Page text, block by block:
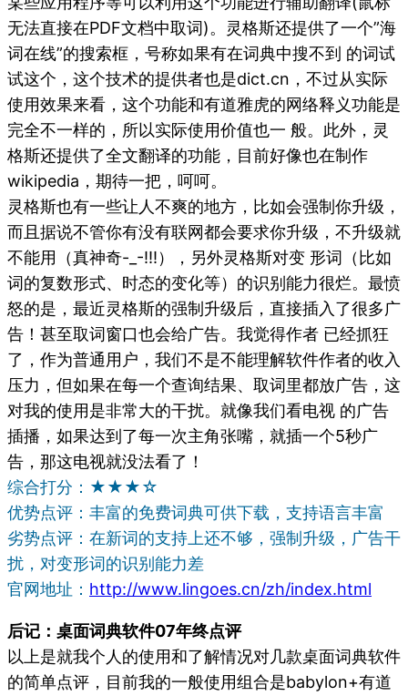
无法直接在PDF文档中取词)。灵格斯还提供了一个”海
词在线”的搜索框，号称如果有在词典中搜不到 的词试
试这个，这个技术的提供者也是dict.cn，不过从实际
使用效果来看，这个功能和有道雅虎的网络释义功能是
完全不一样的，所以实际使用价值也一 般。此外，灵
格斯还提供了全文翻译的功能，目前好像也在制作
wikipedia，期待一把，呵呵。
灵格斯也有一些让人不爽的地方，比如会强制你升级，
而且据说不管你有没有联网都会要求你升级，不升级就
不能用（真神奇-_-!!!），另外灵格斯对变 形词（比如
词的复数形式、时态的变化等）的识别能力很烂。最愤
怒的是，最近灵格斯的强制升级后，直接插入了很多广
告！甚至取词窗口也会给广告。我觉得作者 已经抓狂
了，作为普通用户，我们不是不能理解软件作者的收入
压力，但如果在每一个查询结果、取词里都放广告，这
对我的使用是非常大的干扰。就像我们看电视 的广告
插播，如果达到了每一次主角张嘴，就插一个5秒广
告，那这电视就没法看了！
综合打分：★★★☆
优势点评：丰富的免费词典可供下载，支持语言丰富
劣势点评：在新词的支持上还不够，强制升级，广告干
扰，对变形词的识别能力差
官网地址： http://www.lingoes.cn/zh/index.html
后记：桌面词典软件07年终点评
以上是就我个人的使用和了解情况对几款桌面词典软件
的简单点评，目前我的一般使用组合是babylon+有道